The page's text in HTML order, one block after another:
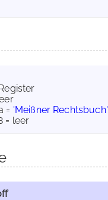
= 'Meißner Rechtsbuch'
= leer